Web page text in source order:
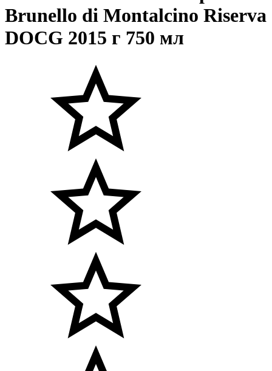
Brunello di Montalcino Riserva
DOCG 2015 г 750 мл